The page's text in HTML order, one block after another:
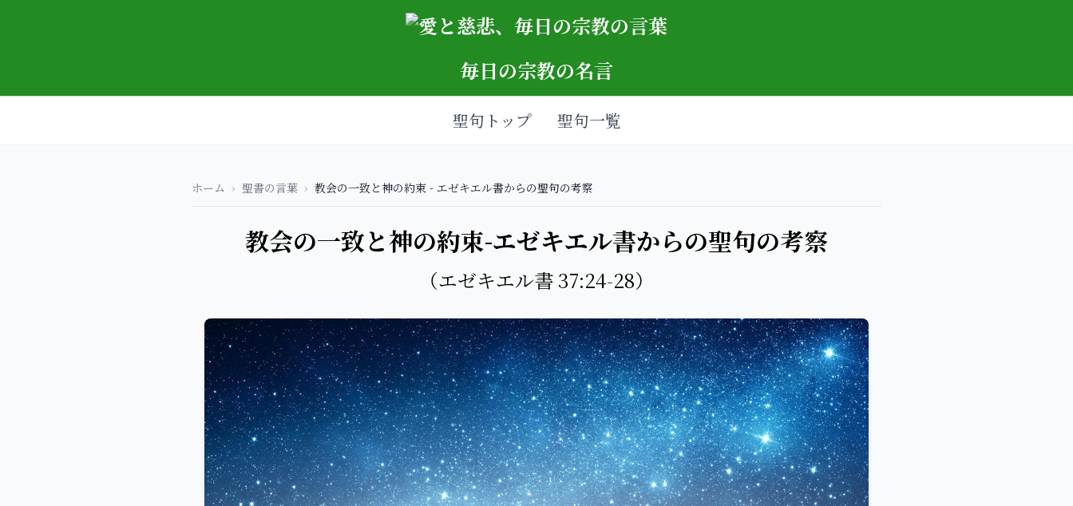
毎日の宗教の名言
聖句トップ 聖句一覧
ホーム › 聖書の言葉 › 教会の一致と神の約束 - エゼキエル書からの聖句の考察
教会の一致と神の約束-エゼキエル書からの聖句の考察
（エゼキエル書 37:24-28）